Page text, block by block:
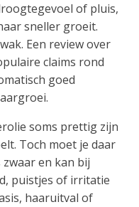
of pluis,
sneller groeit.
Een review over
claims rond
goed
soms prettig zijn
Toch moet je daar
en kan bij
puistjes of irritatie
haaruitval of